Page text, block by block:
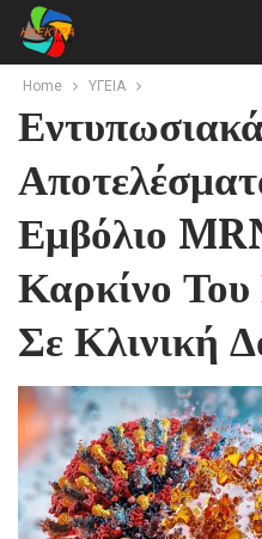
Home ΥΓΕΙΑ
Εμβόλιο
Καρκίνο
Σε Κλινική